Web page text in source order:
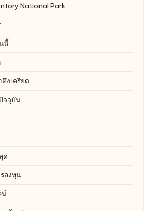
National Park
นี้
ตึงเครียด
จจุบัน
ด
ลงทุน
น์